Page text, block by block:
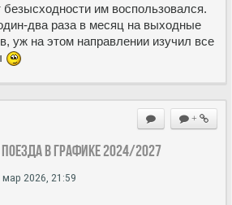
им воспользовался.
два раза в месяц на выходные
уж на этом направлении изучил все
+
в Графике 2024/2027
мар 2026, 21:59